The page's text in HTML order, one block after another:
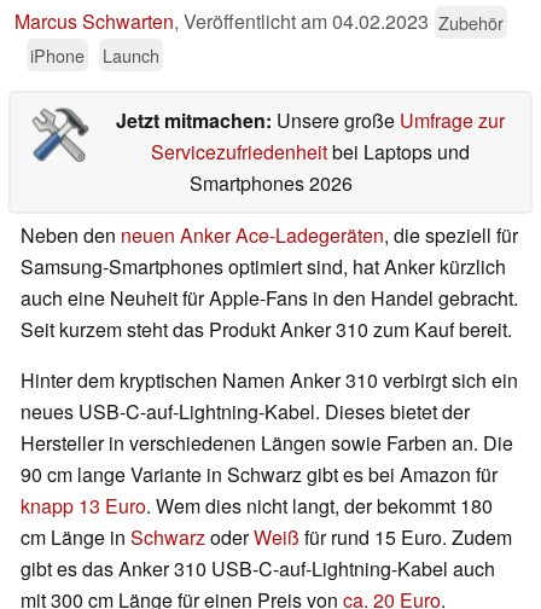
Marcus Schwarten, Veröffentlicht am04.02.2023 Zubehör
iPhone
Launch
Jetzt mitmachen: Unsere große Umfrage zur
Servicezufriedenheitbei Laptops und
Smartphones 2026
Neben den neuen Anker Ace-Ladegeräten, die speziell für
Samsung-Smartphones optimiert sind, hat Anker kürzlich
auch eine Neuheit für Apple-Fans in den Handel gebracht.
Seit kurzem steht das Produkt Anker 310 zum Kauf bereit.
Hinter dem kryptischen Namen Anker 310 verbirgt sich ein
neues USB-C-auf-Lightning-Kabel. Dieses bietet der
Hersteller in verschiedenen Längen sowie Farben an. Die
90 cm lange Variante in Schwarz gibt es bei Amazon für
knapp 13 Euro. Wem dies nicht langt, der bekommt 180
cm Länge in SchwarzoderWeiß für rund 15 Euro. Zudem
gibt es das Anker 310 USB-C-auf-Lightning-Kabel auch
mit 300 cm Länge für einen Preis von ca. 20 Euro.